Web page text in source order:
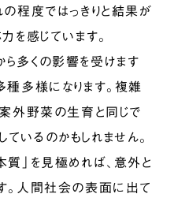
の程度ではっきりと結果が
を感じています。
多くの影響を受けます
種多様になります。複雑
案外野菜の生育と同じで
いるのかもしれません。
質」を見極めれば、意外と
。人間社会の表面に出て